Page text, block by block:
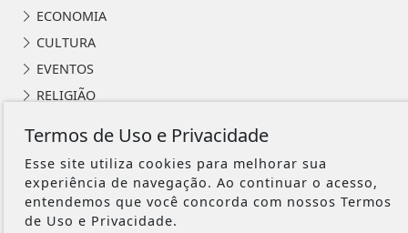
ECONOMIA
CULTURA
EVENTOS
RELIGIÃO
ESPORTE
CÂMARA DOS DEPUTADOS
Termos de Uso e Privacidade
Esse site utiliza cookies para melhorar sua
experiência de navegação. Ao continuar o acesso,
entendemos que você concorda com nossos Termos
de Uso e Privacidade.